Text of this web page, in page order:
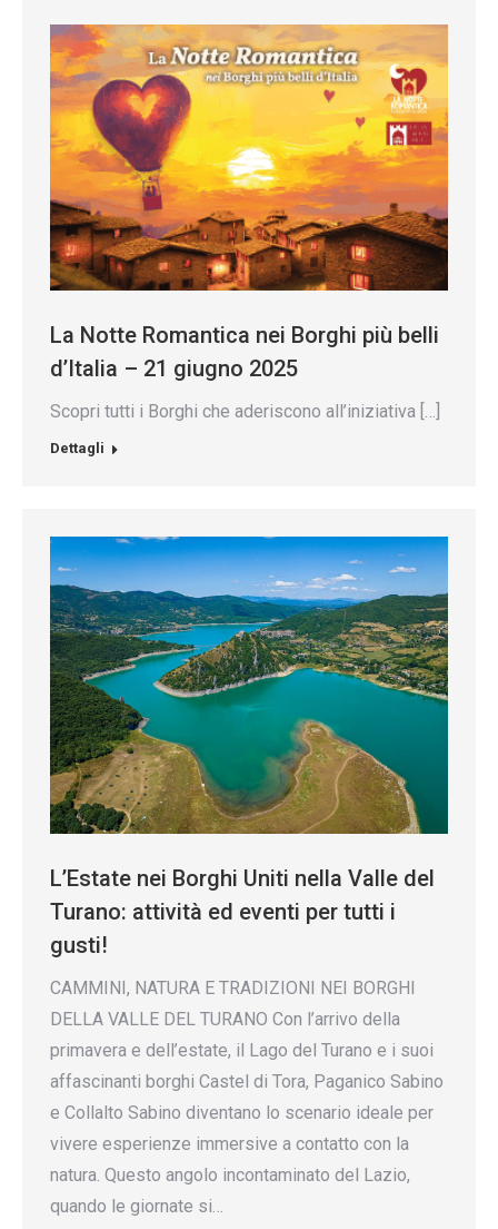
La Notte Romantica nei Borghi più belli
d’Italia – 21 giugno 2025
Scopri tutti i Borghi che aderiscono all’iniziativa […]
Dettagli
L’Estate nei Borghi Uniti nella Valle del
Turano: attività ed eventi per tutti i
gusti!
CAMMINI, NATURA E TRADIZIONI NEI BORGHI
DELLA VALLE DEL TURANO Con l’arrivo della
primavera e dell’estate, il Lago del Turano e i suoi
affascinanti borghi Castel di Tora, Paganico Sabino
e Collalto Sabino diventano lo scenario ideale per
vivere esperienze immersive a contatto con la
natura. Questo angolo incontaminato del Lazio,
quando le giornate si…